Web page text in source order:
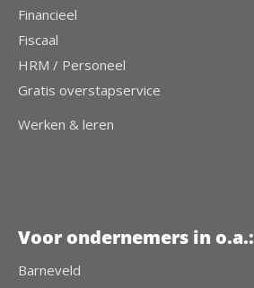
Financieel
Fiscaal
HRM / Personeel
Gratis overstapservice
Werken & leren
Voor ondernemers in o.a.:
Barneveld